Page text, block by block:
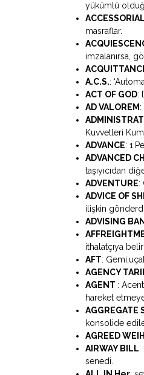
yükümlü
masraflar.
imzalanırsa,
A.C.S.:
ACT OF GOD:
AD VALOREM
Kuvvetleri
ADVANCE:
ADVANCED
taşıyıcıdan
ADVENTURE:
ADVICE OF
ilişkin
ADVISING
ithalatçıya
AFT:
AGENCY
AGENT :
hareket
AGGREGATE
konsolide
AGREED
AIRWAY BILL:
senedi.